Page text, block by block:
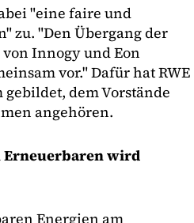
"eine faire und
zu. "Den Übergang der
Innogy und Eon
vor." Dafür hat RWE
dem Vorstände
angehören.
Erneuerbaren wird
Energien am